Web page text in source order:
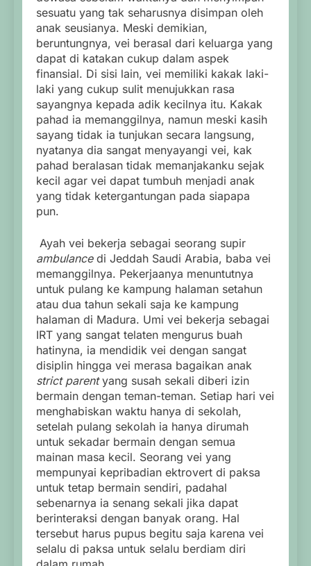
sesuatu yang tak seharusnya disimpan oleh
anak seusianya. Meski demikian,
beruntungnya, vei berasal dari keluarga yang
dapat di katakan cukup dalam aspek
finansial. Di sisi lain, vei memiliki kakak laki-
laki yang cukup sulit menujukkan rasa
sayangnya kepada adik kecilnya itu. Kakak
pahad ia memanggilnya, namun meski kasih
sayang tidak ia tunjukan secara langsung,
nyatanya dia sangat menyayangi vei, kak
pahad beralasan tidak memanjakanku sejak
kecil agar vei dapat tumbuh menjadi anak
yang tidak ketergantungan pada siapapa
pun.
Ayah vei bekerja sebagai seorang supir
ambulance di Jeddah Saudi Arabia, baba vei
memanggilnya. Pekerjaanya menuntutnya
untuk pulang ke kampung halaman setahun
atau dua tahun sekali saja ke kampung
halaman di Madura. Umi vei bekerja sebagai
IRT yang sangat telaten mengurus buah
hatinyna, ia mendidik vei dengan sangat
disiplin hingga vei merasa bagaikan anak
strict parentyang susah sekali diberi izin
bermain dengan teman-teman. Setiap hari vei
menghabiskan waktu hanya di sekolah,
setelah pulang sekolah ia hanya dirumah
untuk sekadar bermain dengan semua
mainan masa kecil. Seorang vei yang
mempunyai kepribadian ektrovert di paksa
untuk tetap bermain sendiri, padahal
sebenarnya ia senang sekali jika dapat
berinteraksi dengan banyak orang. Hal
tersebut harus pupus begitu saja karena vei
selalu di paksa untuk selalu berdiam diri